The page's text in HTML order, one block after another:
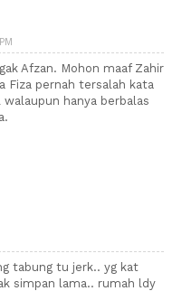
Afzan. Mohon maaf Zahir
Fiza pernah tersalah kata
hanya berbalas
tabung tu jerk.. yg kat
simpan lama.. rumah ldy